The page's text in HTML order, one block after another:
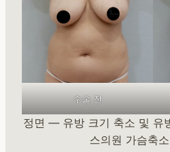
수술 전
정면 — 유방 크기 축소 및 유
스의원 가슴축